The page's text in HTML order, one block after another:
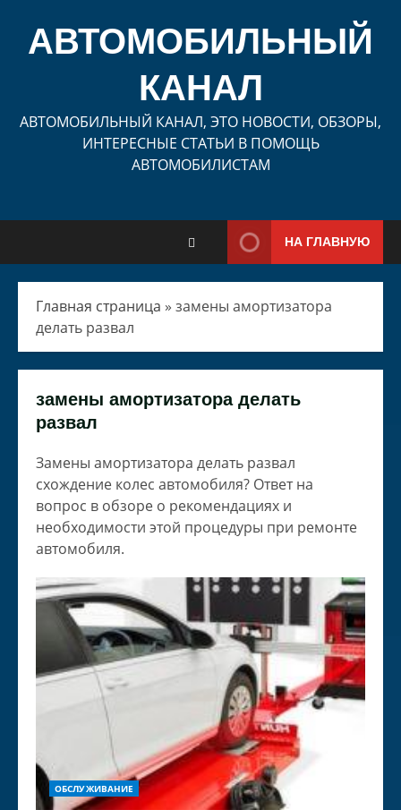
содержимому
АВТОМОБИЛЬНЫЙ
КАНАЛ
АВТОМОБИЛЬНЫЙ КАНАЛ, ЭТО НОВОСТИ, ОБЗОРЫ,
ИНТЕРЕСНЫЕ СТАТЬИ В ПОМОЩЬ
АВТОМОБИЛИСТАМ
НА ГЛАВНУЮ
Главная страница » замены амортизатора
делать развал
замены амортизатора делать
развал
Замены амортизатора делать развал
схождение колес автомобиля? Ответ на
вопрос в обзоре о рекомендациях и
необходимости этой процедуры при ремонте
автомобиля.
ОБСЛУЖИВАНИЕ